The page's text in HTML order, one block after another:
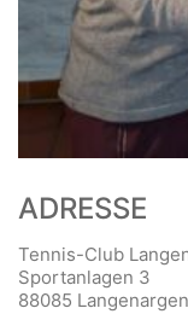
ADRESSE
Tennis-Club
Sportanlagen 3
88085 Langenargen